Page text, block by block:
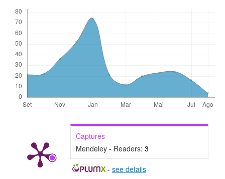
Captures
Mendeley - Readers: 3
- see details